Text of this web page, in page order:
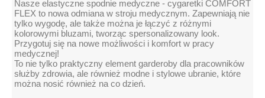
Nasze elastyczne spodnie medyczne - cygaretki COMFORT
FLEX to nowa odmiana w stroju medycznym. Zapewniają nie
tylko wygodę, ale także można je łączyć z różnymi
kolorowymi bluzami, tworząc spersonalizowany look.
Przygotuj się na nowe możliwości i komfort w pracy
medycznej!
To nie tylko praktyczny element garderoby dla pracowników
służby zdrowia, ale również modne i stylowe ubranie, które
można nosić również na co dzień.